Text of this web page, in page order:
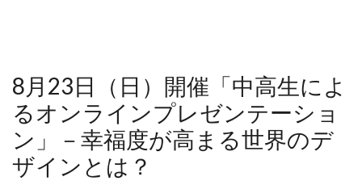
8月23日（日）開催「中高生によ
るオンラインプレゼンテーショ
ン」－幸福度が高まる世界のデ
ザインとは？